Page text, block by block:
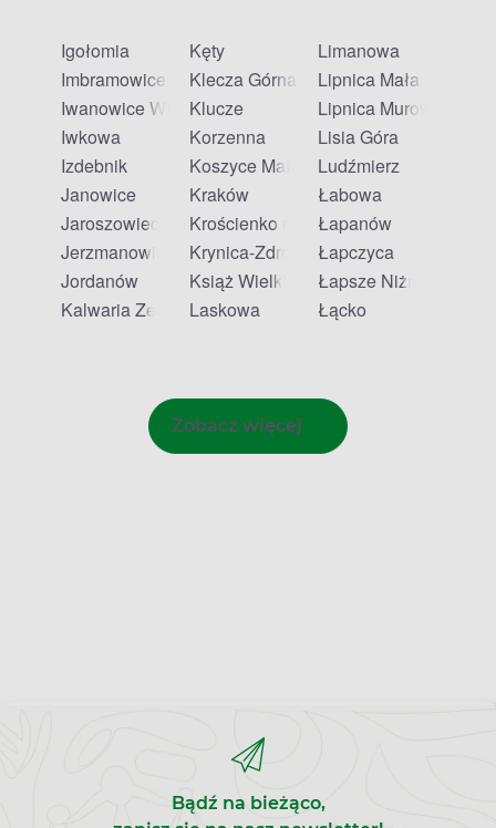
Igołomia
Imbramowice
Iwanowice Włościańskie
Iwkowa
Izdebnik
Janowice
Jaroszowiec
Jerzmanowice
Jordanów
Kalwaria Zebrzydowska
Kęty
Klecza Górna
Klucze
Korzenna
Koszyce Małe
Kraków
Krościenko nad Dunajcem
Krynica-Zdrój
Książ Wielki
Laskowa
Limanowa
Lipnica Mała
Lipnica Murowana
Lisia Góra
Ludźmierz
Łabowa
Łapanów
Łapczyca
Łapsze Niżne
Łącko
Zobacz więcej
Bądź na bieżąco,